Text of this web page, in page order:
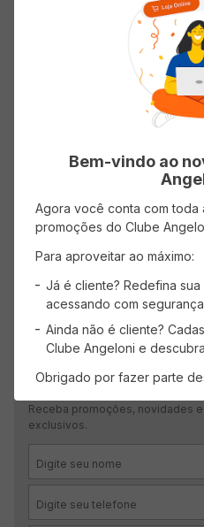
Avaliações
Faça login para
Mais recentes
Carregando avaliações…
CADASTRE-SE
Receba promoções, novidades
exclusivos.
Bem-vindo ao
Agora você conta com
promoções do Clube
Para aproveitar ao máximo:
Já é cliente? Redefina
acessando com
Ainda não é cliente?
Clube Angeloni e
Obrigado por fazer parte